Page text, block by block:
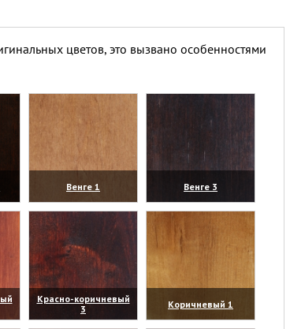
цветов, это вызвано особенностями
Венге 1
(увеличить)
Венге 3
(увеличить)
Красно-коричневый
3
(увеличить)
Коричневый 1
(увеличить)